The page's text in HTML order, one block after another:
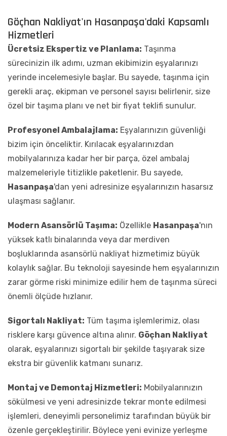
Göçhan Nakliyat'ın Hasanpaşa'daki Kapsamlı
Hizmetleri
Ücretsiz Ekspertiz ve Planlama: Taşınma
sürecinizin ilk adımı, uzman ekibimizin eşyalarınızı
yerinde incelemesiyle başlar. Bu sayede, taşınma için
gerekli araç, ekipman ve personel sayısı belirlenir, size
özel bir taşıma planı ve net bir fiyat teklifi sunulur.
Profesyonel Ambalajlama: Eşyalarınızın güvenliği
bizim için önceliktir. Kırılacak eşyalarınızdan
mobilyalarınıza kadar her bir parça, özel ambalaj
malzemeleriyle titizlikle paketlenir. Bu sayede,
Hasanpaşa'dan yeni adresinize eşyalarınızın hasarsız
ulaşması sağlanır.
Modern Asansörlü Taşıma: Özellikle Hasanpaşa'nın
yüksek katlı binalarında veya dar merdiven
boşluklarında asansörlü nakliyat hizmetimiz büyük
kolaylık sağlar. Bu teknoloji sayesinde hem eşyalarınızın
zarar görme riski minimize edilir hem de taşınma süreci
önemli ölçüde hızlanır.
Sigortalı Nakliyat: Tüm taşıma işlemlerimiz, olası
risklere karşı güvence altına alınır. Göçhan Nakliyat
olarak, eşyalarınızı sigortalı bir şekilde taşıyarak size
ekstra bir güvenlik katmanı sunarız.
Montaj ve Demontaj Hizmetleri: Mobilyalarınızın
sökülmesi ve yeni adresinizde tekrar monte edilmesi
işlemleri, deneyimli personelimiz tarafından büyük bir
özenle gerçekleştirilir. Böylece yeni evinize yerleşme